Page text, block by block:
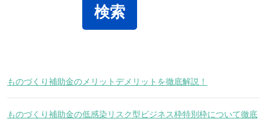
ものづくり補助金のメリットデメリットを徹底解説！
ものづくり補助金の低感染リスク型ビジネス枠特別枠について徹底